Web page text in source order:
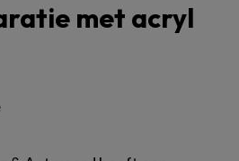
met acryl